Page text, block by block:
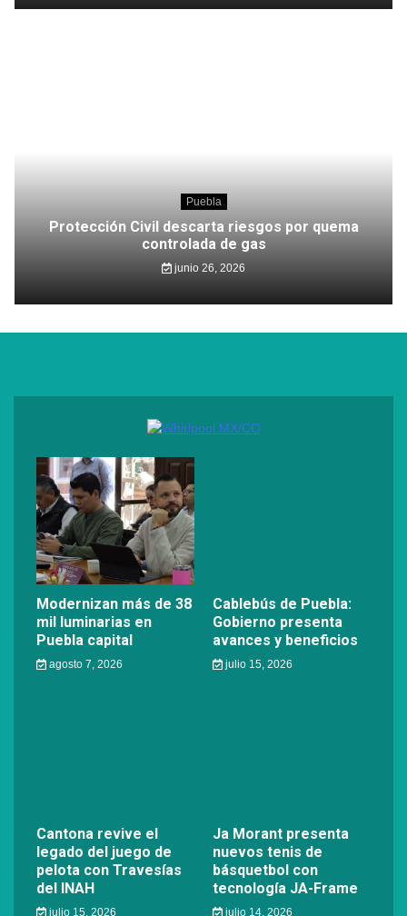
Puebla
Protección Civil descarta riesgos por quema
controlada de gas
junio 26, 2026
Modernizan más de 38
mil luminarias en
Puebla capital
agosto 7, 2026
Cablebús de Puebla:
Gobierno presenta
avances y beneficios
julio 15, 2026
Cantona revive el
legado del juego de
pelota con Travesías
del INAH
julio 15, 2026
Ja Morant presenta
nuevos tenis de
básquetbol con
tecnología JA-Frame
julio 14, 2026